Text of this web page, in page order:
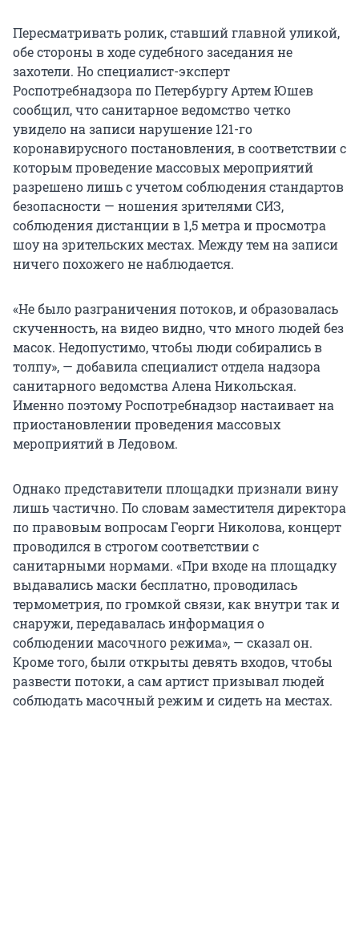
Пересматривать ролик, ставший главной уликой,
обе стороны в ходе судебного заседания не
захотели. Но специалист-эксперт
Роспотребнадзора по Петербургу Артем Юшев
сообщил, что санитарное ведомство четко
увидело на записи нарушение 121-го
коронавирусного постановления, в соответствии с
которым проведение массовых мероприятий
разрешено лишь с учетом соблюдения стандартов
безопасности — ношения зрителями СИЗ,
соблюдения дистанции в 1,5 метра и просмотра
шоу на зрительских местах. Между тем на записи
ничего похожего не наблюдается.
«Не было разграничения потоков, и образовалась
скученность, на видео видно, что много людей без
масок. Недопустимо, чтобы люди собирались в
толпу», — добавила специалист отдела надзора
санитарного ведомства Алена Никольская.
Именно поэтому Роспотребнадзор настаивает на
приостановлении проведения массовых
мероприятий в Ледовом.
Однако представители площадки признали вину
лишь частично. По словам заместителя директора
по правовым вопросам Георги Николова, концерт
проводился в строгом соответствии с
санитарными нормами. «При входе на площадку
выдавались маски бесплатно, проводилась
термометрия, по громкой связи, как внутри так и
снаружи, передавалась информация о
соблюдении масочного режима», — сказал он.
Кроме того, были открыты девять входов, чтобы
развести потоки, а сам артист призывал людей
соблюдать масочный режим и сидеть на местах.